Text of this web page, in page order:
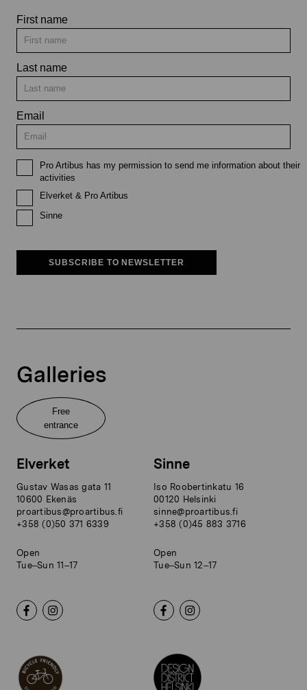
First name
Last name
Email
Pro Artibus has my permission to send me information about their
activities
Elverket & Pro Artibus
Sinne
SUBSCRIBE TO NEWSLETTER
Galleries
Free
entrance
Elverket
Gustav Wasas gata 11
10600 Ekenäs
proartibus@proartibus.fi
+358 (0)50 371 6339
Open
Tue–Sun 11–17
Sinne
Iso Roobertinkatu 16
00120 Helsinki
sinne@proartibus.fi
+358 (0)45 883 3716
Open
Tue–Sun 12–17